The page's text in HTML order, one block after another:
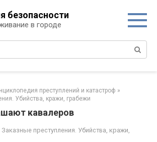
безопасности
в городе
преступлений и катастроф »
Убийства, кражи, грабежи
кавалеров
Заказные преступления. Убийства, кражи,